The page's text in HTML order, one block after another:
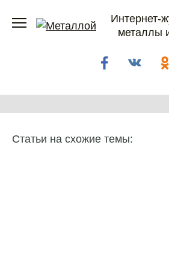
Интернет-
металлы
Статьи на схожие темы: